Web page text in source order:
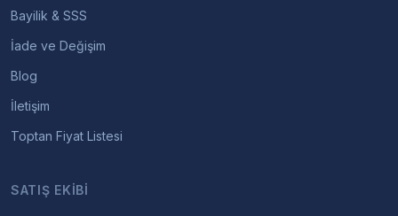
Bayilik & SSS
İade ve Değişim
Blog
İletişim
Toptan Fiyat Listesi
SATIŞ EKIBI